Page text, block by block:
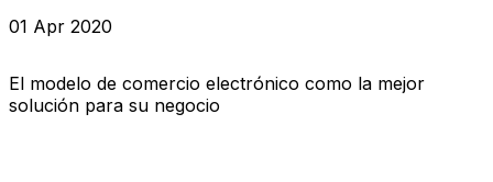
01 Apr 2020
El modelo de comercio electrónico como la mejor
solución para su negocio